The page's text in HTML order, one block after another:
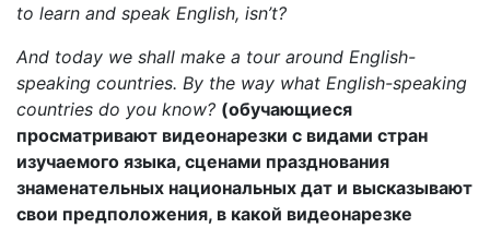
to learn and speak English, isn’t?
And today we shall make a tour around English-
speaking countries. By the way what English-speaking
countries do you know? (обучающиеся
просматривают видеонарезки с видами стран
изучаемого языка, сценами празднования
знаменательных национальных дат и высказывают
свои предположения, в какой видеонарезке